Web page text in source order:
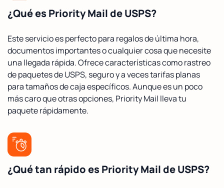
¿Qué es Priority Mail de USPS?
Este servicio es perfecto para regalos de última hora,
documentos importantes o cualquier cosa que necesite
una llegada rápida. Ofrece características como rastreo
de paquetes de USPS, seguro y a veces tarifas planas
para tamaños de caja específicos. Aunque es un poco
más caro que otras opciones, Priority Mail lleva tu
paquete rápidamente.
¿Qué tan rápido es Priority Mail de USPS?